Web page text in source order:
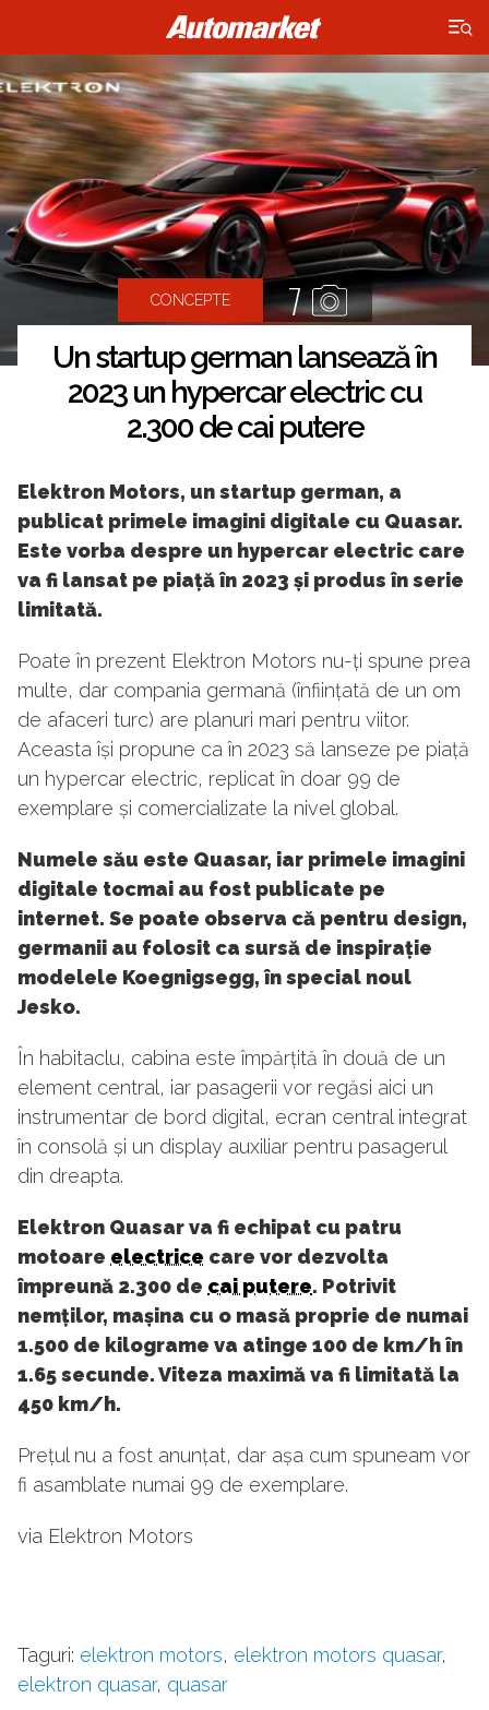
×
CONCEPTE 7
Un startup german lansează în
2023 un hypercar electric cu
2.300 de cai putere
Elektron Motors, un startup german, a
publicat primele imagini digitale cu Quasar.
Este vorba despre un hypercar electric care
va fi lansat pe piață în 2023 și produs în serie
limitată.
Poate în prezent Elektron Motors nu-ți spune prea
multe, dar compania germană (înființată de un om
de afaceri turc) are planuri mari pentru viitor.
Aceasta își propune ca în 2023 să lanseze pe piață
un hypercar electric, replicat în doar 99 de
exemplare și comercializate la nivel global.
Numele său este Quasar, iar primele imagini
digitale tocmai au fost publicate pe
internet. Se poate observa că pentru design,
germanii au folosit ca sursă de inspirație
modelele Koegnigsegg, în special noul
Jesko.
În habitaclu, cabina este împărțită în două de un
element central, iar pasagerii vor regăsi aici un
instrumentar de bord digital, ecran central integrat
în consolă și un display auxiliar pentru pasagerul
din dreapta.
Elektron Quasar va fi echipat cu patru
motoare electrice care vor dezvolta
împreună 2.300 de cai putere. Potrivit
nemților, mașina cu o masă proprie de numai
1.500 de kilograme va atinge 100 de km/h în
1.65 secunde. Viteza maximă va fi limitată la
450 km/h.
Prețul nu a fost anunțat, dar așa cum spuneam vor
fi asamblate numai 99 de exemplare.
via Elektron Motors
Taguri: elektron motors, elektron motors quasar,
elektron quasar, quasar